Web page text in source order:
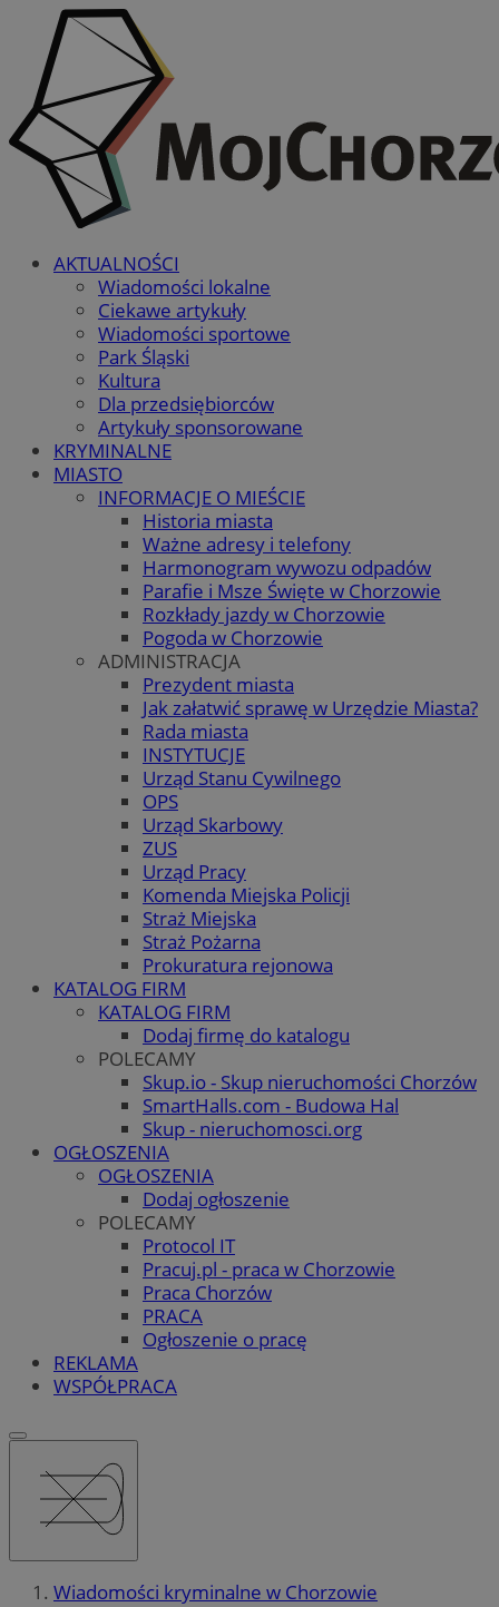
AKTUALNOŚCI
Wiadomości lokalne
Ciekawe artykuły
Wiadomości sportowe
Park Śląski
Kultura
Dla przedsiębiorców
Artykuły sponsorowane
KRYMINALNE
MIASTO
INFORMACJE O MIEŚCIE
Historia miasta
Ważne adresy i telefony
Harmonogram wywozu odpadów
Parafie i Msze Święte w Chorzowie
Rozkłady jazdy w Chorzowie
Pogoda w Chorzowie
ADMINISTRACJA
Prezydent miasta
Jak załatwić sprawę w Urzędzie Miasta?
Rada miasta
INSTYTUCJE
Urząd Stanu Cywilnego
OPS
Urząd Skarbowy
ZUS
Urząd Pracy
Komenda Miejska Policji
Straż Miejska
Straż Pożarna
Prokuratura rejonowa
KATALOG FIRM
KATALOG FIRM
Dodaj firmę do katalogu
POLECAMY
Skup.io - Skup nieruchomości Chorzów
SmartHalls.com - Budowa Hal
Skup - nieruchomosci.org
OGŁOSZENIA
OGŁOSZENIA
Dodaj ogłoszenie
POLECAMY
Protocol IT
Pracuj.pl - praca w Chorzowie
Praca Chorzów
PRACA
Ogłoszenie o pracę
REKLAMA
WSPÓŁPRACA
Wiadomości kryminalne w Chorzowie